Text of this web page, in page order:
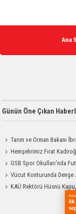
Ana
Günün Öne Çıkan
Tarım ve Orman Bakanı
Kars'a Geliyor
Hemşehrimiz Fırat
Yardımcılığına Atandı
GSB Spor Okulları'nda
Antrenmanları Sürüyor
Vücut Konturunda Denge
Yağ Alma Sürecinin Tüm
KAÜ Rektörü Hüsnü